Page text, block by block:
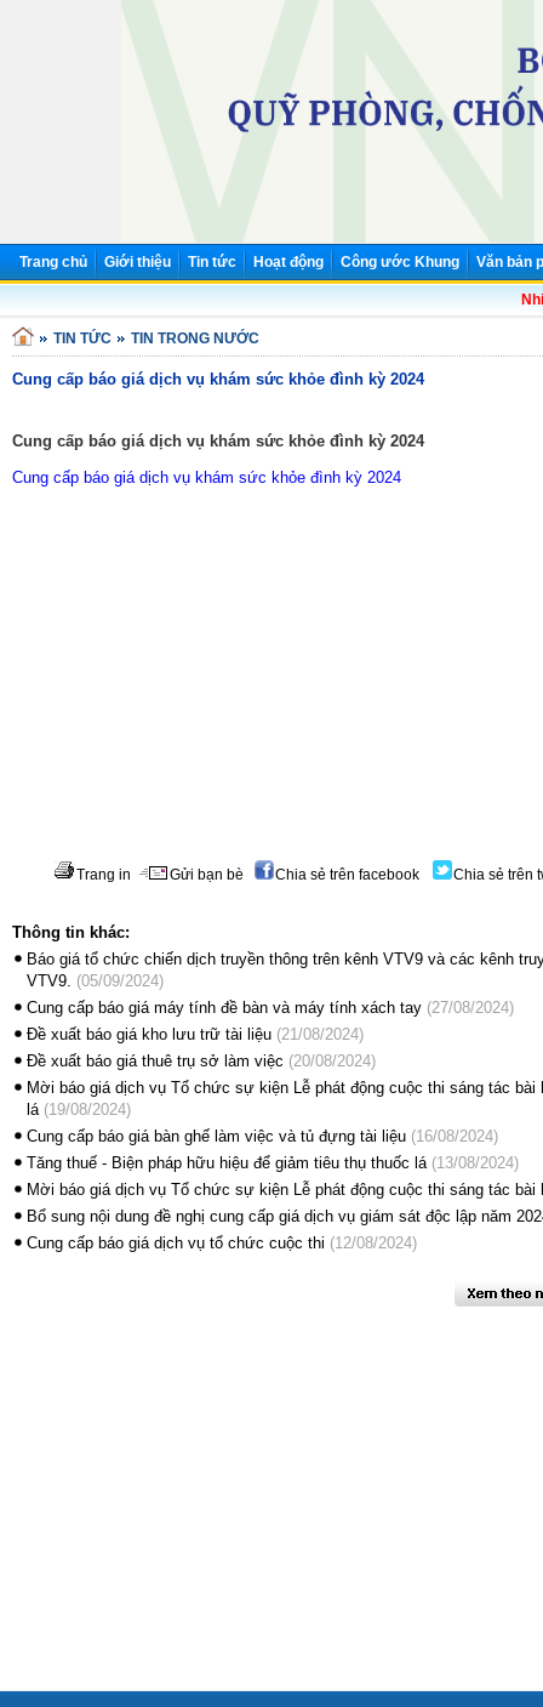
Trang chủ Giới thiệu Tin tức Hoạt động Công ước Khung Văn bản
TIN TỨC TIN TRONG NƯỚC
Cung cấp báo giá dịch vụ khám sức khỏe đình kỳ 2024
Cung cấp báo giá dịch vụ khám sức khỏe đình kỳ 2024
Cung cấp báo giá dịch vụ khám sức khỏe đình kỳ 2024
Trang in Gửi bạn bè Chia sẻ trên facebook Chia sẻ trên
Thông tin khác:
Báo giá tổ chức chiến dịch truyền thông trên kênh VTV9 và các kênh
VTV9. (05/09/2024)
Cung cấp báo giá máy tính đề bàn và máy tính xách tay (27/08/2024)
Đề xuất báo giá kho lưu trữ tài liệu (21/08/2024)
Đề xuất báo giá thuê trụ sở làm việc (20/08/2024)
Mời báo giá dịch vụ Tổ chức sự kiện Lễ phát động cuộc thi sáng tác bài
lá (19/08/2024)
Cung cấp báo giá bàn ghế làm việc và tủ đựng tài liệu (16/08/2024)
Tăng thuế - Biện pháp hữu hiệu để giảm tiêu thụ thuốc lá (13/08/2024)
Mời báo giá dịch vụ Tổ chức sự kiện Lễ phát động cuộc thi sáng tác bài
Bổ sung nội dung đề nghị cung cấp giá dịch vụ giám sát độc lập năm
Cung cấp báo giá dịch vụ tổ chức cuộc thi (12/08/2024)